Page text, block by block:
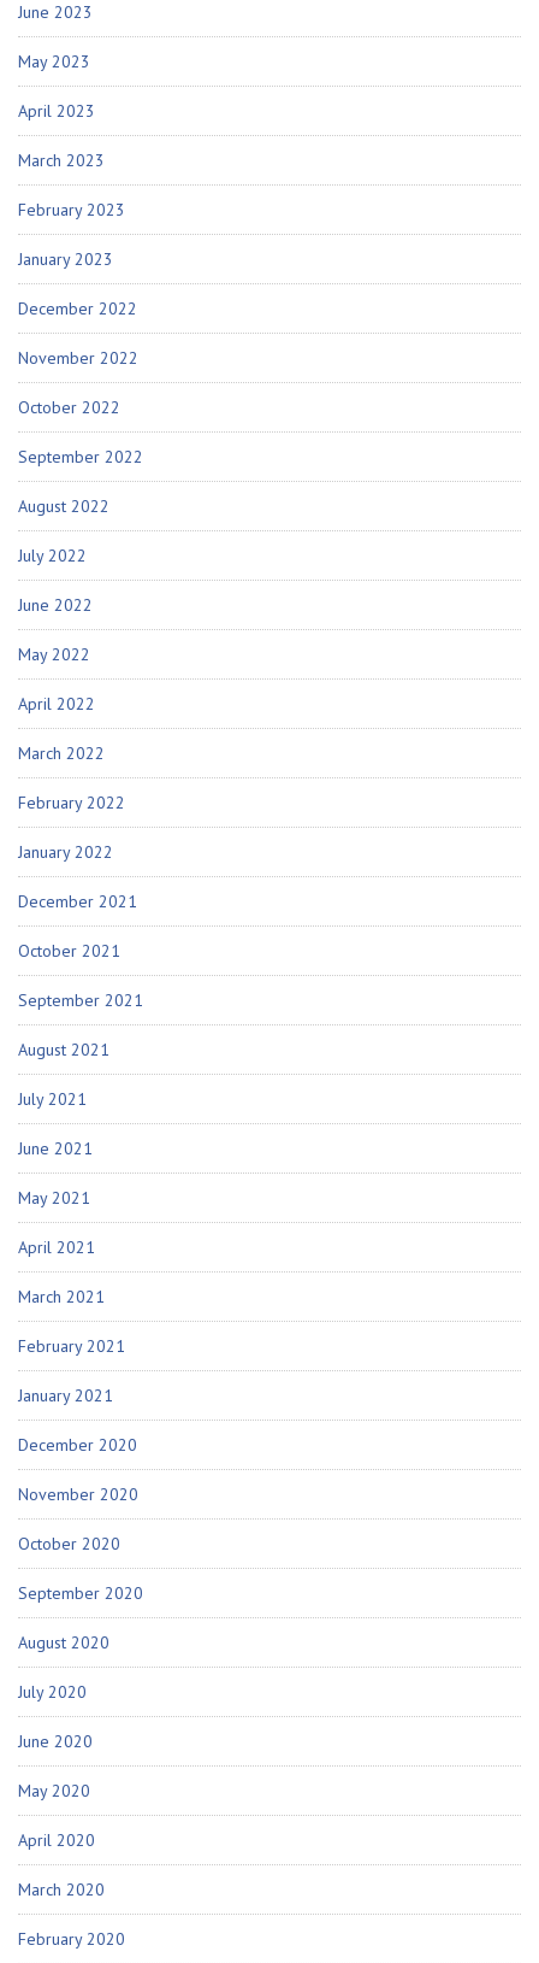
June 2023
May 2023
April 2023
March 2023
February 2023
January 2023
December 2022
November 2022
October 2022
September 2022
August 2022
July 2022
June 2022
May 2022
April 2022
March 2022
February 2022
January 2022
December 2021
October 2021
September 2021
August 2021
July 2021
June 2021
May 2021
April 2021
March 2021
February 2021
January 2021
December 2020
November 2020
October 2020
September 2020
August 2020
July 2020
June 2020
May 2020
April 2020
March 2020
February 2020